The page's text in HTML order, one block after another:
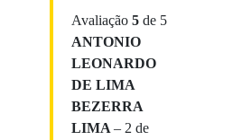
Avaliação 5 de 5
ANTONIO
LEONARDO
DE LIMA
BEZERRA
LIMA – 2 de